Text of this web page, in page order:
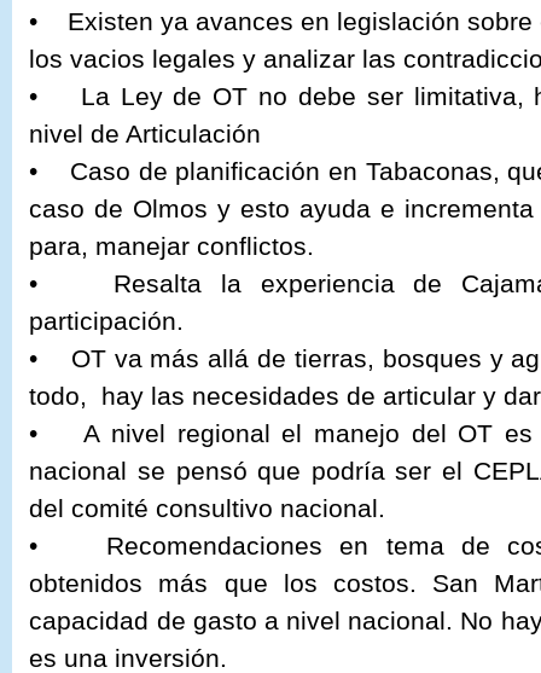
• Existen ya avances en legislación sobre
los vacios legales y analizar las
• La Ley de OT no debe ser limitativa,
nivel de Articulación
• Caso de planificación en Tabaconas,
caso de Olmos y esto ayuda e
para, manejar conflictos.
• Resalta la experiencia de
participación.
• OT va más allá de tierras, bosques y
todo, hay las necesidades de articular y
• A nivel regional el manejo del OT es
nacional se pensó que podría ser el
del comité consultivo nacional.
• Recomendaciones en tema de
obtenidos más que los costos. San
capacidad de gasto a nivel nacional. No
es una inversión.